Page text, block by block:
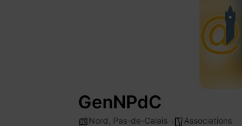
GenNPdC
Nord Pas-de-Calais Associations